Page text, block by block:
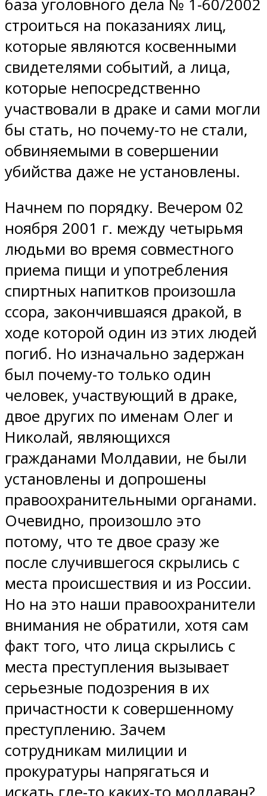
база уголовного дела № 1-60/2002
строиться на показаниях лиц,
которые являются косвенными
свидетелями событий, а лица,
которые непосредственно
участвовали в драке и сами могли
бы стать, но почему-то не стали,
обвиняемыми в совершении
убийства даже не установлены.
Начнем по порядку. Вечером 02
ноября 2001 г. между четырьмя
людьми во время совместного
приема пищи и употребления
спиртных напитков произошла
ссора, закончившаяся дракой, в
ходе которой один из этих людей
погиб. Но изначально задержан
был почему-то только один
человек, участвующий в драке,
двое других по именам Олег и
Николай, являющихся
гражданами Молдавии, не были
установлены и допрошены
правоохранительными органами.
Очевидно, произошло это
потому, что те двое сразу же
после случившегося скрылись с
места происшествия и из России.
Но на это наши правоохранители
внимания не обратили, хотя сам
факт того, что лица скрылись с
места преступления вызывает
серьезные подозрения в их
причастности к совершенному
преступлению. Зачем
сотрудникам милиции и
прокуратуры напрягаться и